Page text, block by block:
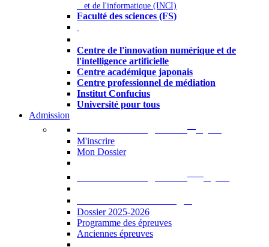
et de l'informatique (INCI)
Faculté des sciences (FS)
Centre de l'innovation numérique et de
l'intelligence artificielle
Centre académique japonais
Centre professionnel de médiation
Institut Confucius
Université pour tous
Admission
M'inscrire
Mon Dossier
Dossier 2025-2026
Programme des épreuves
Anciennes épreuves